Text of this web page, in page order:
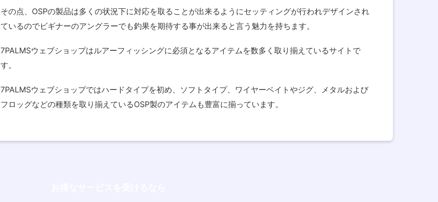
その点、OSPの製品は多くの状況下に対応を取ることが出来るようにセッティングが行われデザインされ
ているのでビギナーのアングラーでも釣果を期待する事が出来ると言う魅力を持ちます。
7PALMSウェブショップはルアーフィッシングに必須となるアイテムを数多く取り揃えているサイトで
す。
7PALMSウェブショップではハードタイプを初め、ソフトタイプ、ワイヤーベイトやジグ、メタルおよび
フロッグなどの種類を取り揃えているOSP製のアイテムも豊富に揃っています。